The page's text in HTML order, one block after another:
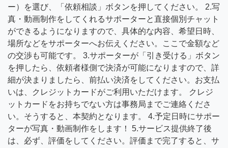
ー）を選び、「依頼相談」ボタンを押してください。 2.写
真・動画制作をしてくれるサポーターと直接個別チャット
ができるようになりますので、具体的な内容、希望日時、
場所などをサポーターへお伝えください。ここで金額など
の交渉も可能です。 3.サポーターが「引き受ける」ボタン
を押したら、依頼者様側で決済が可能になりますので、詳
細が決まりましたら、前払い決済をしてください。お支払
いは、クレジットカードがご利用いただけます。 クレジ
ットカードをお持ちでない方は事務局までご連絡くださ
い。そうすると、本契約となります。 4.予定日時にサポー
ターが写真・動画制作をします！ 5.サービス提供終了後
は、必ず、評価をしてください。評価まで完了すると、サ